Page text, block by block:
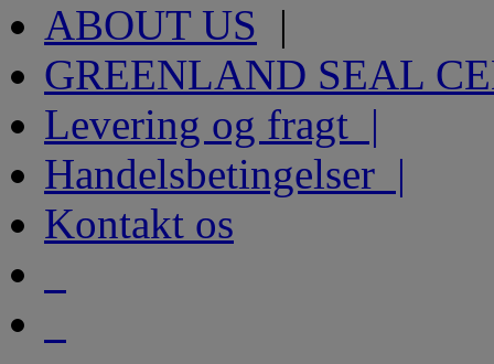
ABOUT US |
GREENLAND SEAL
Levering og fragt |
Handelsbetingelser |
Kontakt os